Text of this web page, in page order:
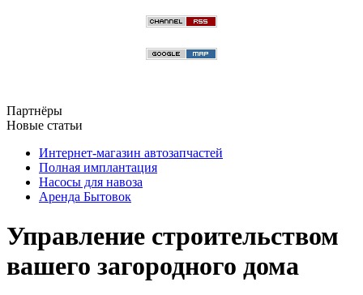
Партнёры
Новые статьи
Интернет-магазин автозапчастей
Полная имплантация
Насосы для навоза
Аренда Бытовок
Управление строительством
вашего загородного дома